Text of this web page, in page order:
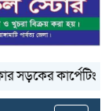
কার্পেটিং উঠে যাচ্ছে